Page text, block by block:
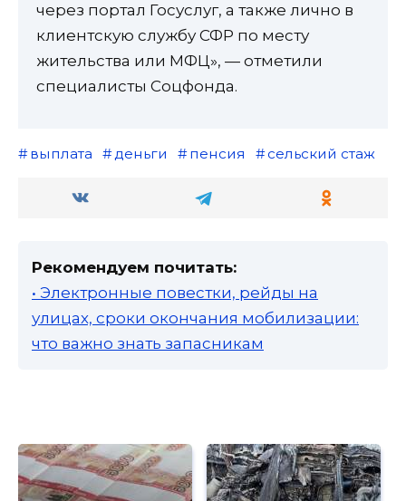
через портал Госуслуг, а также лично в
клиентскую службу СФР по месту
жительства или МФЦ», — отметили
специалисты Соцфонда.
выплата деньги пенсия сельский стаж
Рекомендуем почитать:
• Электронные повестки, рейды на
улицах, сроки окончания мобилизации:
что важно знать запасникам